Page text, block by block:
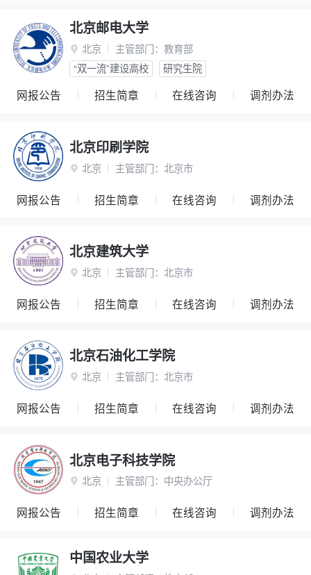
北京邮电大学
 北京 主管部门： 教育部
“双一流”建设高校
研究生院
网报公告 招生简章 在线咨询 调剂办法
北京印刷学院
 北京 主管部门： 北京市
网报公告 招生简章 在线咨询 调剂办法
北京建筑大学
 北京 主管部门： 北京市
网报公告 招生简章 在线咨询 调剂办法
北京石油化工学院
 北京 主管部门： 北京市
网报公告 招生简章 在线咨询 调剂办法
北京电子科技学院
 北京 主管部门： 中央办公厅
网报公告 招生简章 在线咨询 调剂办法
中国农业大学